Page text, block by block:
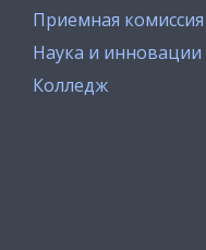
Приемная комиссия
Наука и инновации
Колледж